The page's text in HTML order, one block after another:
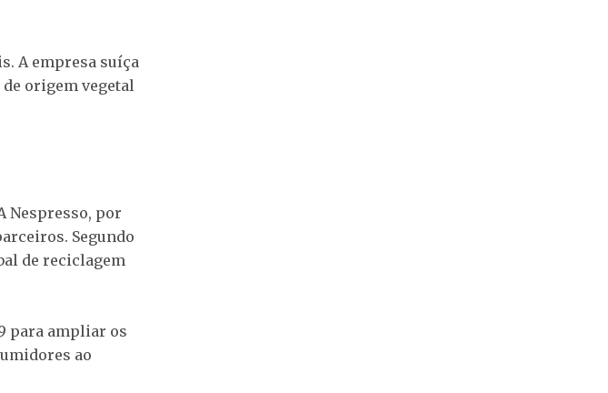
A empresa suíça
origem vegetal
Nespresso, por
Segundo
de reciclagem
para ampliar os
ao